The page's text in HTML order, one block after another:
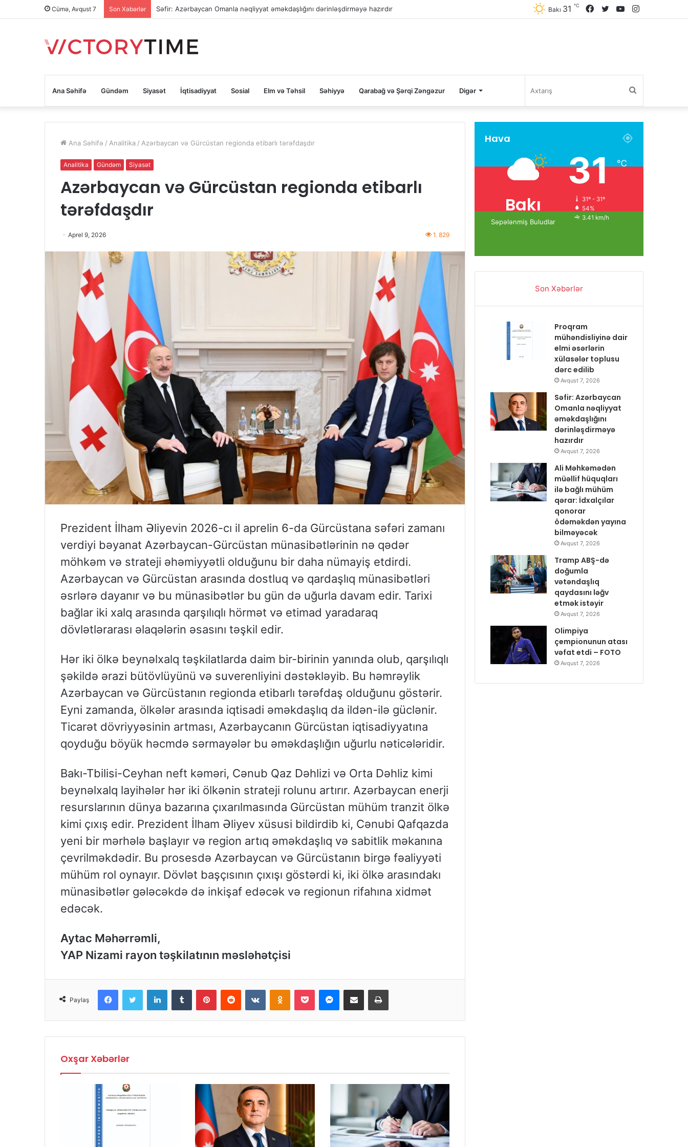
Cümə, Avqust 7 Son Xəbərlər Səfir: Azərbaycan Omanla nəqliyyat əməkdaşlığını dərinləşdirməyə hazırdır YouTube
Twitter
Facebook
Bakı 31 ℃
Ana Səhifə Gündəm Siyasət İqtisadiyyat Sosial Elm və Təhsil Səhiyyə Qarabağ və Şərqi Zəngəzur Digər
Ana Səhifə / Analitika / Azərbaycan və Gürcüstan regionda etibarlı tərəfdaşdır
Analitika Gündəm Siyasət
Azərbaycan və Gürcüstan regionda etibarlı
tərəfdaşdır
Aprel 9, 2026 1. 829
Prezident İlham Əliyevin 2026-cı il aprelin 6-da Gürcüstana səfəri zamanı
verdiyi bəyanat Azərbaycan-Gürcüstan münasibətlərinin nə qədər
möhkəm və strateji əhəmiyyətli olduğunu bir daha nümayiş etdirdi.
Azərbaycan və Gürcüstan arasında dostluq və qardaşlıq münasibətləri
əsrlərə dayanır və bu münasibətlər bu gün də uğurla davam edir. Tarixi
bağlar iki xalq arasında qarşılıqlı hörmət və etimad yaradaraq
dövlətlərarası əlaqələrin əsasını təşkil edir.
Hər iki ölkə beynəlxalq təşkilatlarda daim bir-birinin yanında olub, qarşılıqlı
şəkildə ərazi bütövlüyünü və suverenliyini dəstəkləyib. Bu həmrəylik
Azərbaycan və Gürcüstanın regionda etibarlı tərəfdaş olduğunu göstərir.
Eyni zamanda, ölkələr arasında iqtisadi əməkdaşlıq da ildən-ilə güclənir.
Ticarət dövriyyəsinin artması, Azərbaycanın Gürcüstan iqtisadiyyatına
qoyduğu böyük həcmdə sərmayələr bu əməkdaşlığın uğurlu nəticələridir.
Bakı-Tbilisi-Ceyhan neft kəməri, Cənub Qaz Dəhlizi və Orta Dəhliz kimi
beynəlxalq layihələr hər iki ölkənin strateji rolunu artırır. Azərbaycan enerji
resurslarının dünya bazarına çıxarılmasında Gürcüstan mühüm tranzit ölkə
kimi çıxış edir. Prezident İlham Əliyev xüsusi bildirdib ki, Cənubi Qafqazda
yeni bir mərhələ başlayır və region artıq əməkdaşlıq və sabitlik məkanına
çevrilməkdədir. Bu prosesdə Azərbaycan və Gürcüstanın birgə fəaliyyəti
mühüm rol oynayır. Dövlət başçısının çıxışı göstərdi ki, iki ölkə arasındakı
münasibətlər gələcəkdə də inkişaf edəcək və regionun rifahına xidmət
edəcək.
Aytac Məhərrəmli,
YAP Nizami rayon təşkilatının məsləhətçisi
Paylaş
Oxşar Xəbərlər
Hava
Bakı
Səpələnmiş Buludlar
31℃
31º - 31º
54%
3.41 km/h
Son Xəbərlər
Proqram
mühəndisliyinə dair
elmi əsərlərin
xülasələr toplusu
dərc edilib
Avqust 7, 2026
Səfir: Azərbaycan
Omanla nəqliyyat
əməkdaşlığını
dərinləşdirməyə
hazırdır
Avqust 7, 2026
Ali Məhkəmədən
müəllif hüquqları
ilə bağlı mühüm
qərar: İdxalçılar
qonorar
ödəməkdən yayına
bilməyəcək
Avqust 7, 2026
Tramp ABŞ-də
doğumla
vətəndaşlıq
qaydasını ləğv
etmək istəyir
Avqust 7, 2026
Olimpiya
çempionunun atası
vəfat etdi – FOTO
Avqust 7, 2026